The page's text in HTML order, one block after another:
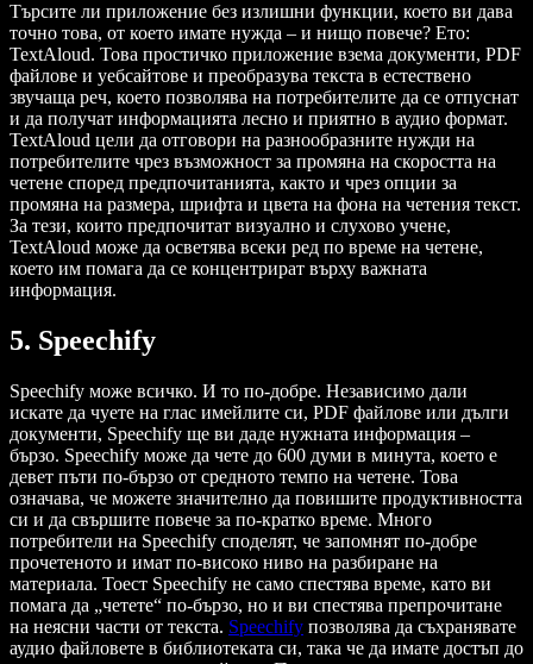
Търсите ли приложение без излишни функции, което ви дава
точно това, от което имате нужда – и нищо повече? Ето:
TextAloud. Това простичко приложение взема документи, PDF
файлове и уебсайтове и преобразува текста в естествено
звучаща реч, което позволява на потребителите да се отпуснат
и да получат информацията лесно и приятно в аудио формат.
TextAloud цели да отговори на разнообразните нужди на
потребителите чрез възможност за промяна на скоростта на
четене според предпочитанията, както и чрез опции за
промяна на размера, шрифта и цвета на фона на четения текст.
За тези, които предпочитат визуално и слухово учене,
TextAloud може да осветява всеки ред по време на четене,
което им помага да се концентрират върху важната
информация.
5. Speechify
Speechify може всичко. И то по-добре. Независимо дали
искате да чуете на глас имейлите си, PDF файлове или дълги
документи, Speechify ще ви даде нужната информация –
бързо. Speechify може да чете до 600 думи в минута, което е
девет пъти по-бързо от средното темпо на четене. Това
означава, че можете значително да повишите продуктивността
си и да свършите повече за по-кратко време. Много
потребители на Speechify споделят, че запомнят по-добре
прочетеното и имат по-високо ниво на разбиране на
материала. Тоест Speechify не само спестява време, като ви
помага да „четете“ по-бързо, но и ви спестява препрочитане
на неясни части от текста. Speechify позволява да съхранявате
аудио файловете в библиотеката си, така че да имате достъп до